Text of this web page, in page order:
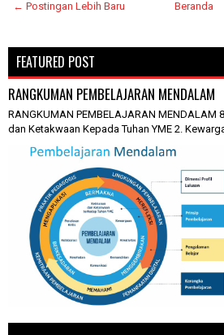
← Postingan Lebih Baru Beranda
FEATURED POST
RANGKUMAN PEMBELAJARAN MENDALAM
RANGKUMAN PEMBELAJARAN MENDALAM
dan Ketakwaan Kepada Tuhan YME 2.